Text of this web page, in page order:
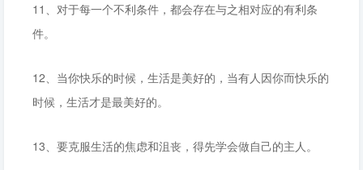
11、对于每一个不利条件，都会存在与之相对应的有利条
件。
12、当你快乐的时候，生活是美好的，当有人因你而快乐的
时候，生活才是最美好的。
13、要克服生活的焦虑和沮丧，得先学会做自己的主人。